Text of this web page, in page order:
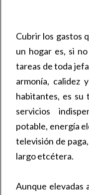
Cubrir los gastos
un hogar es, si
tareas de toda
armonía, calidez
habitantes, es su
servicios
potable, energía
televisión de
largo etcétera.
Aunque elevadas